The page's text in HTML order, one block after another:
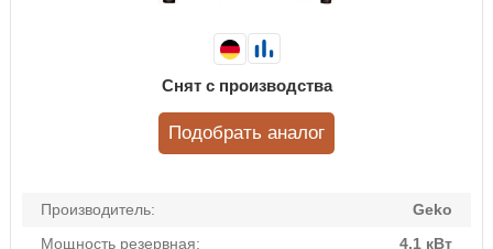
Производитель:
Geko
Мощность резервная:
4.1 кВт
Снят с производства
Подобрать аналог